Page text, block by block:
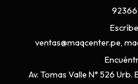
ventas@maqcenter.pe,
Av. Tomas Valle N° 526